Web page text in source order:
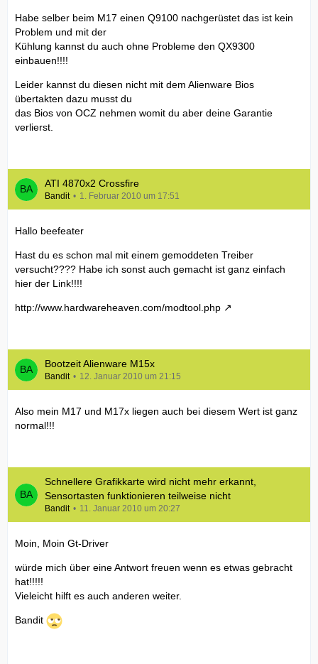
Habe selber beim M17 einen Q9100 nachgerüstet das ist kein
Problem und mit der
Kühlung kannst du auch ohne Probleme den QX9300
einbauen!!!!
Leider kannst du diesen nicht mit dem Alienware Bios
übertakten dazu musst du
das Bios von OCZ nehmen womit du aber deine Garantie
verlierst.
ATI 4870x2 Crossfire
Bandit 1. Februar 2010 um 17:51
Hallo beefeater
Hast du es schon mal mit einem gemoddeten Treiber
versucht???? Habe ich sonst auch gemacht ist ganz einfach
hier der Link!!!!
http://www.hardwareheaven.com/modtool.php
Bootzeit Alienware M15x
Bandit 12. Januar 2010 um 21:15
Also mein M17 und M17x liegen auch bei diesem Wert ist ganz
normal!!!
Schnellere Grafikkarte wird nicht mehr erkannt,
Sensortasten funktionieren teilweise nicht
Bandit 11. Januar 2010 um 20:27
Moin, Moin Gt-Driver
würde mich über eine Antwort freuen wenn es etwas gebracht
hat!!!!!
Vieleicht hilft es auch anderen weiter.
Bandit